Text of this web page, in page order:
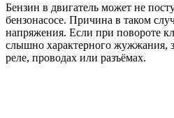
Бензин в двигатель может не
бензонасосе. Причина в таком
напряжения. Если при повороте
слышно характерного жужжания,
реле, проводах или разъёмах.